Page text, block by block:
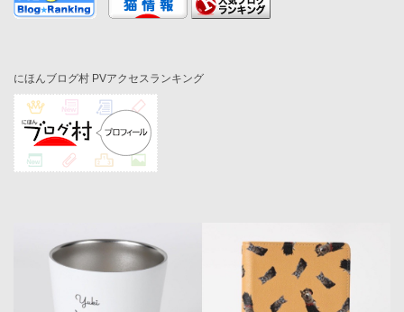
にほんブログ村 PVアクセスランキング